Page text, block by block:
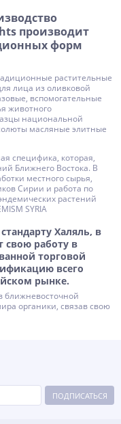
производит
форм
растительные
лица из оливковой
вспомогательные
животного
национальной
масляные элитные
специфика, которая,
Ближнего Востока. В
местного сырья,
Сирии и работа по
растений
SYRIA
Халяль, в
свою работу в
торговой
всего
рынке.
ближневосточной
органики, связав свою
ПОДПИСАТЬСЯ